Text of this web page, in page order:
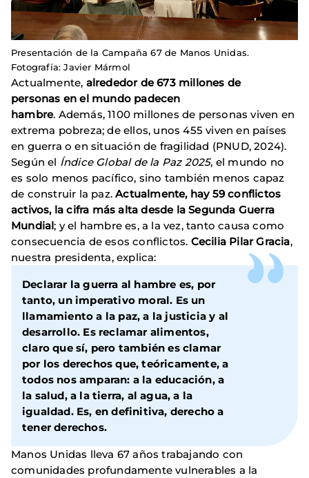
Presentación de la Campaña 67 de Manos Unidas.
Fotografía: Javier Mármol
Actualmente, alrededor de 673 millones de
personas en el mundo padecen
hambre. Además, 1100 millones de personas viven en
extrema pobreza; de ellos, unos 455 viven en países
en guerra o en situación de fragilidad (PNUD, 2024).
Según el Índice Global de la Paz 2025, el mundo no
es solo menos pacífico, sino también menos capaz
de construir la paz.Actualmente, hay 59 conflictos
activos, la cifra más alta desde la Segunda Guerra
Mundial; y el hambre es, a la vez, tanto causa como
consecuencia de esos conflictos. Cecilia Pilar Gracia,
nuestra presidenta, explica:
Declarar la guerra al hambre es, por
tanto, un imperativo moral. Es un
llamamiento a la paz, a la justicia y al
desarrollo. Es reclamar alimentos,
claro que sí, pero también es clamar
por los derechos que, teóricamente, a
todos nos amparan: a la educación, a
la salud, a la tierra, al agua, a la
igualdad. Es, en definitiva, derecho a
tener derechos.
Manos Unidas lleva 67 años trabajando con
comunidades profundamente vulnerables a la